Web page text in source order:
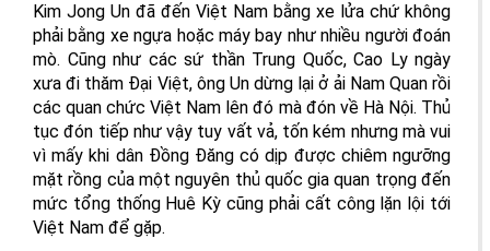
Kim Jong Un đã đến Việt Nam bằng xe lửa chứ không
phải bằng xe ngựa hoặc máy bay như nhiều người đoán
mò. Cũng như các sứ thần Trung Quốc, Cao Ly ngày
xưa đi thăm Đại Việt, ông Un dừng lại ở ải Nam Quan rồi
các quan chức Việt Nam lên đó mà đón về Hà Nội. Thủ
tục đón tiếp như vậy tuy vất vả, tốn kém nhưng mà vui
vì mấy khi dân Đồng Đăng có dịp được chiêm ngưỡng
mặt rồng của một nguyên thủ quốc gia quan trọng đến
mức tổng thống Huê Kỳ cũng phải cất công lặn lội tới
Việt Nam để gặp.